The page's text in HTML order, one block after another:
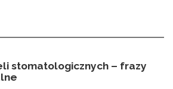
stomatologicznych – frazy